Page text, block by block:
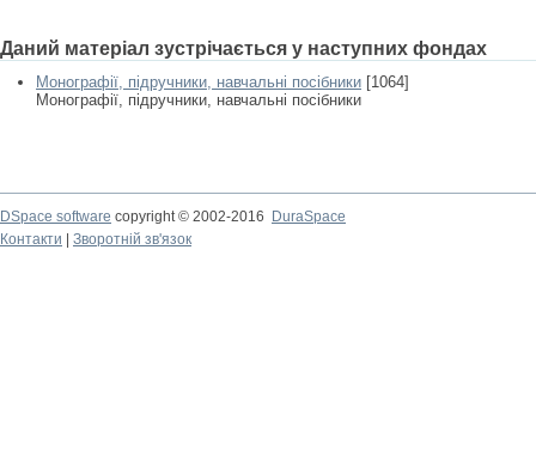
Даний матеріал зустрічається у наступних фондах
Монографії, підручники, навчальні посібники [1064]
Монографії, підручники, навчальні посібники
DSpace software copyright © 2002-2016
DuraSpace
Контакти
Зворотній зв'язок